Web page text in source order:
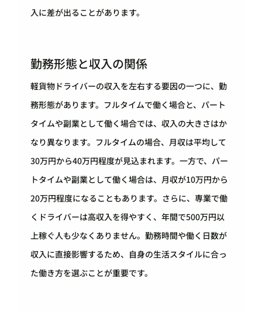
入に差が出ることがあります。
勤務形態と収入の関係
軽貨物ドライバーの収入を左右する要因の一つに、勤
務形態があります。フルタイムで働く場合と、パート
タイムや副業として働く場合では、収入の大きさはか
なり異なります。フルタイムの場合、月収は平均して
30万円から40万円程度が見込まれます。一方で、パー
トタイムや副業として働く場合は、月収が10万円から
20万円程度になることもあります。さらに、専業で働
くドライバーは高収入を得やすく、年間で500万円以
上稼ぐ人も少なくありません。勤務時間や働く日数が
収入に直接影響するため、自身の生活スタイルに合っ
た働き方を選ぶことが重要です。